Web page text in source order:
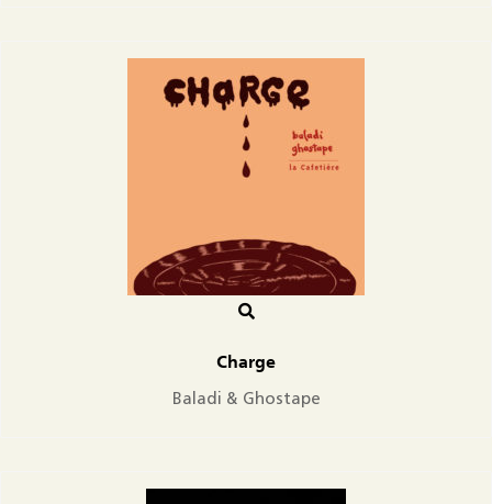
Charge
Baladi & Ghostape